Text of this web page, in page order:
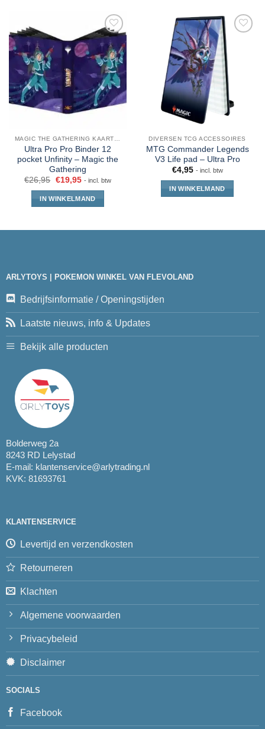
MAGIC THE GATHERING KAARTEN
Ultra Pro Pro Binder 12
pocket Unfinity – Magic the
Gathering
€26,95 €19,95 - incl. btw
IN WINKELMAND
DIVERSEN TCG ACCESSOIRES
MTG Commander Legends
V3 Life pad – Ultra Pro
€4,95 - incl. btw
IN WINKELMAND
ARLYTOYS | POKEMON WINKEL VAN FLEVOLAND
Bedrijfsinformatie / Openingstijden
Laatste nieuws, info & Updates
Bekijk alle producten
Bolderweg 2a
8243 RD Lelystad
E-mail: klantenservice@arlytrading.nl
KVK: 81693761
KLANTENSERVICE
Levertijd en verzendkosten
Retourneren
Klachten
Algemene voorwaarden
Privacybeleid
Disclaimer
SOCIALS
Facebook